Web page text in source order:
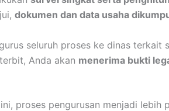
dokumen dan data usaha
seluruh proses ke dinas terkait
Anda akan menerima bukti
proses pengurusan menjadi lebih